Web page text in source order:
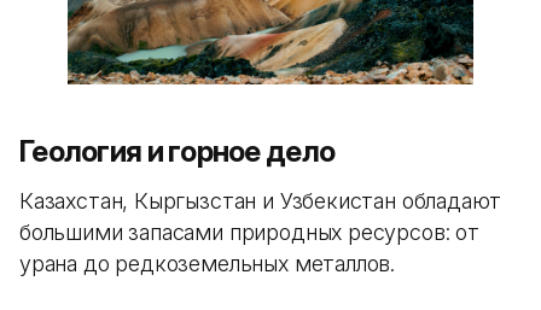
Геология и горное дело
Казахстан, Кыргызстан и Узбекистан обладают
большими запасами природных ресурсов: от
урана до редкоземельных металлов.